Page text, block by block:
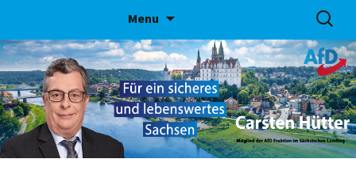
Menu
content
Suchen
nach: